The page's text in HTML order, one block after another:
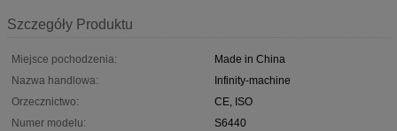
Szczegóły Produktu
Miejsce pochodzenia:
Made in China
Nazwa handlowa:
Infinity-machine
Orzecznictwo:
CE, ISO
Numer modelu:
S6440